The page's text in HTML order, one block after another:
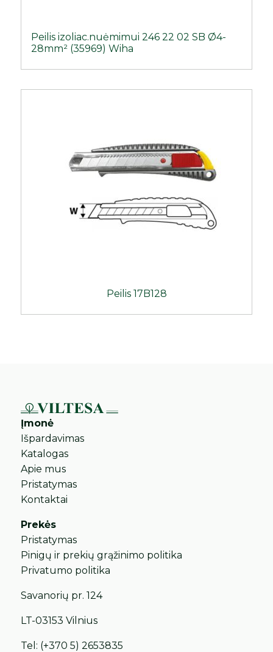
Peilis izoliac.nuėmimui 246 22 02 SB Ø4-
28mm² (35969) Wiha
Peilis 17B128
Įmonė
Išpardavimas
Katalogas
Apie mus
Pristatymas
Kontaktai
Prekės
Pristatymas
Pinigų ir prekių grąžinimo politika
Privatumo politika
Savanorių pr. 124
LT-03153 Vilnius
Tel: (+370 5) 2653835